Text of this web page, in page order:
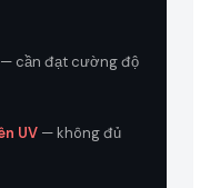
— cần đạt cường độ
UV— không đủ